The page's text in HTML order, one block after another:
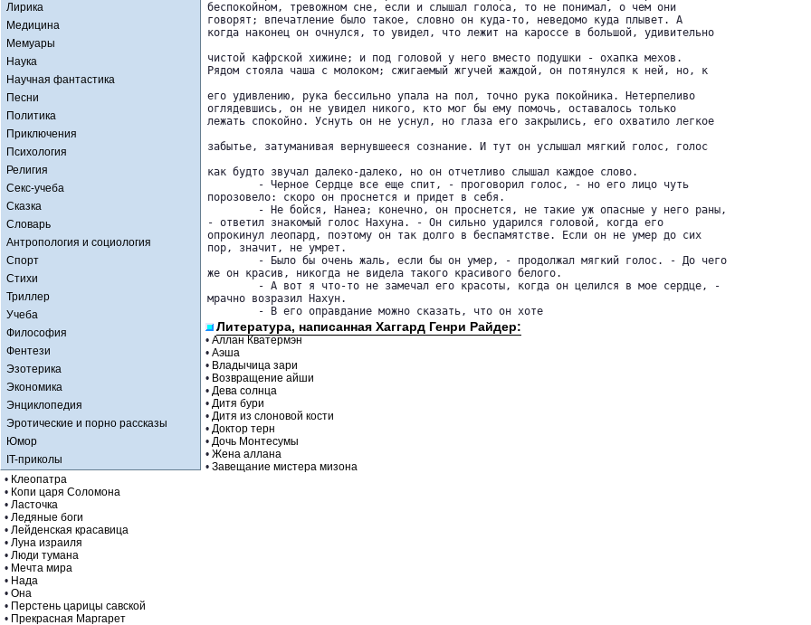
Лирика
Медицина
Мемуары
Наука
Научная фантастика
Песни
Политика
Приключения
Психология
Религия
Секс-учеба
Сказка
Словарь
Антропология и социология
Спорт
Стихи
Триллер
Учеба
Философия
Фентези
Эзотерика
Экономика
Энциклопедия
Эротические и порно рассказы
Юмор
IT-приколы
беспокойном, тревожном сне, если и слышал голоса, то не понимал, о чем они
говорят; впечатление было такое, словно он куда-то, неведомо куда плывет. А
когда наконец он очнулся, то увидел, что лежит на кароссе в большой, удивительно
чистой кафрской хижине; и под головой у него вместо подушки - охапка мехов.
Рядом стояла чаша с молоком; сжигаемый жгучей жаждой, он потянулся к ней, но, к
его удивлению, рука бессильно упала на пол, точно рука покойника. Нетерпеливо
оглядевшись, он не увидел никого, кто мог бы ему помочь, оставалось только
лежать спокойно. Уснуть он не уснул, но глаза его закрылись, его охватило легкое
забытье, затуманивая вернувшееся сознание. И тут он услышал мягкий голос, голос
как будто звучал далеко-далеко, но он отчетливо слышал каждое слово.
порозовело: скоро он проснется и придет в себя.
- ответил знакомый голос Нахуна. - Он сильно ударился головой, когда его
опрокинул леопард, поэтому он так долго в беспамятстве. Если он не умер до сих
пор, значит, не умрет.
же он красив, никогда не видела такого красивого белого.
мрачно возразил Нахун.
	- В его оправдание можно сказать, что он хоте
Литература, написанная Хаггард Генри Райдер:
• Аллан Кватермэн
• Аэша
• Владычица зари
• Возвращение айши
• Дева солнца
• Дитя бури
• Дитя из слоновой кости
• Доктор терн
• Дочь Монтесумы
• Жена аллана
• Завещание мистера мизона
• Клеопатра
• Копи царя Соломона
• Ласточка
• Ледяные боги
• Лейденская красавица
• Луна израиля
• Люди тумана
• Мечта мира
• Нада
• Она
• Перстень царицы савской
• Прекрасная Маргарет